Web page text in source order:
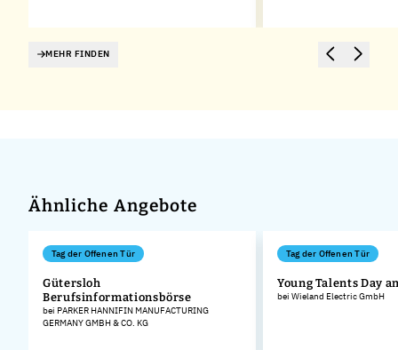
MEHR FINDEN
Ähnliche Angebote
Tag der Offenen Tür
Gütersloh
Berufsinformationsbörse
bei PARKER HANNIFIN MANUFACTURING
GERMANY GMBH & CO. KG
Tag der Offenen Tür
Young Talents Day
bei Wieland Electric GmbH